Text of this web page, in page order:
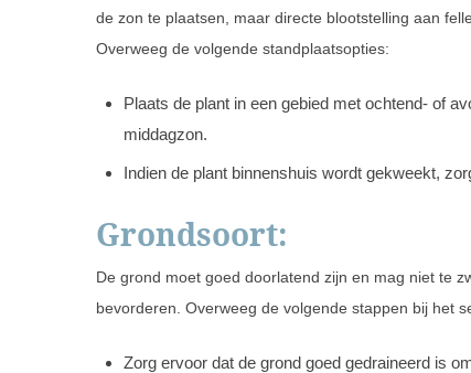
de zon te plaatsen, maar directe blootstelling aan
Overweeg de volgende standplaatsopties:
Plaats de plant in een gebied met ochtend- of
middagzon.
Indien de plant binnenshuis wordt gekweekt,
Grondsoort:
De grond moet goed doorlatend zijn en mag niet te
bevorderen. Overweeg de volgende stappen bij het
Zorg ervoor dat de grond goed gedraineerd is